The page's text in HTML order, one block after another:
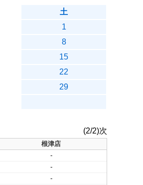
土
1
8
15
22
29
(2/2)次
根津店
-
-
-